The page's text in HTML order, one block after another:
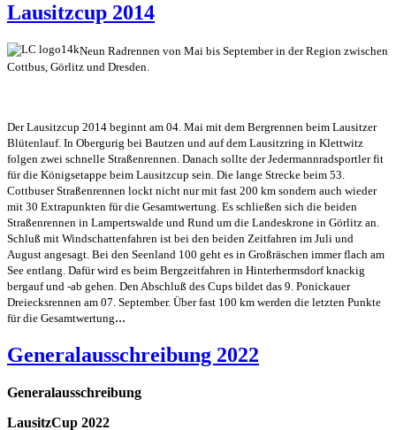
Lausitzcup 2014
Neun Radrennen von Mai bis September in der Region zwischen
Cottbus, Görlitz und Dresden.
Der Lausitzcup 2014 beginnt am 04. Mai mit dem Bergrennen beim Lausitzer
Blütenlauf. In Obergurig bei Bautzen und auf dem Lausitzring in Klettwitz
folgen zwei schnelle Straßenrennen. Danach sollte der Jedermannradsportler fit
für die Königsetappe beim Lausitzcup sein. Die lange Strecke beim 53.
Cottbuser Straßenrennen lockt nicht nur mit fast 200 km sondern auch wieder
mit 30 Extrapunkten für die Gesamtwertung. Es schließen sich die beiden
Straßenrennen in Lampertswalde und Rund um die Landeskrone in Görlitz an.
Schluß mit Windschattenfahren ist bei den beiden Zeitfahren im Juli und
August angesagt. Bei den Seenland 100 geht es in Großräschen immer flach am
See entlang. Dafür wird es beim Bergzeitfahren in Hinterhermsdorf knackig
bergauf und -ab gehen. Den Abschluß des Cups bildet das 9. Ponickauer
Dreiecksrennen am 07. September. Über fast 100 km werden die letzten Punkte
für die Gesamtwertung...
Generalausschreibung 2022
Generalausschreibung
LausitzCup 2022